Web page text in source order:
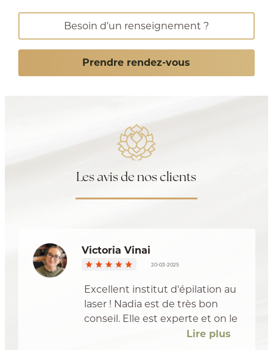
Besoin d’un renseignement ?
Prendre rendez-vous
Les avis de nos clients
Victoria Vinai
20-03-2025
Excellent institut d'épilation au
laser ! Nadia est de très bon
conseil. Elle est experte et on le
ressent. De plus, elle explique
Lire plus